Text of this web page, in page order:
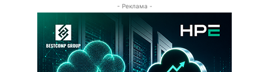
- Реклама -